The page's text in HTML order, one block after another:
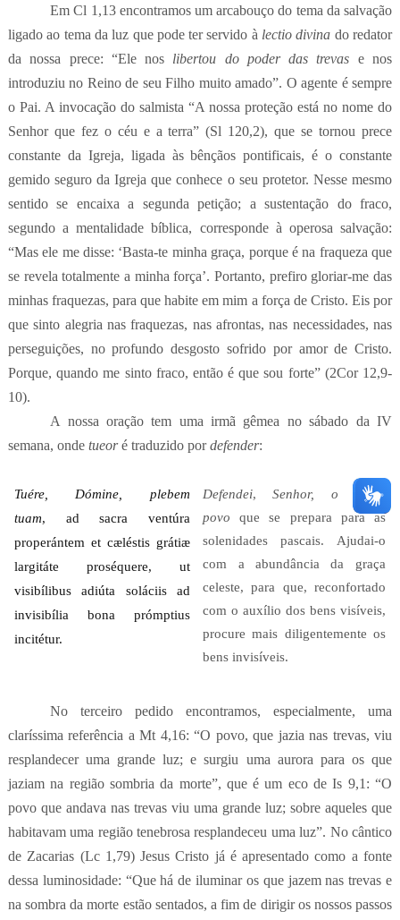
Em Cl 1,13 encontramos um arcabouço do tema da salvação
ligado ao tema da luz que pode ter servido à lectio divina do redator
da nossa prece: “Ele nos libertou do poder das trevas e nos
introduziu no Reino de seu Filho muito amado”. O agente é sempre
o Pai. A invocação do salmista “A nossa proteção está no nome do
Senhor que fez o céu e a terra” (Sl 120,2), que se tornou prece
constante da Igreja, ligada às bênçãos pontificais, é o constante
gemido seguro da Igreja que conhece o seu protetor. Nesse mesmo
sentido se encaixa a segunda petição; a sustentação do fraco,
segundo a mentalidade bíblica, corresponde à operosa salvação:
“Mas ele me disse: ‘Basta-te minha graça, porque é na fraqueza que
se revela totalmente a minha força’. Portanto, prefiro gloriar-me das
minhas fraquezas, para que habite em mim a força de Cristo. Eis por
que sinto alegria nas fraquezas, nas afrontas, nas necessidades, nas
perseguições, no profundo desgosto sofrido por amor de Cristo.
Porque, quando me sinto fraco, então é que sou forte” (2Cor 12,9-
10).
A nossa oração tem uma irmã gêmea no sábado da IV
semana, onde tueoré traduzido pordefender:
Tuére, Dómine, plebem
tuam,
ad sacra ventúra
properántem et cæléstis grátiæ
largitáte proséquere,
ut
visibílibus adiúta soláciis
ad
invisibília bona prómptius
incitétur.
Defendei,Senhor, o vosso
povo que se prepara para as
solenidades pascais. Ajudai-o
com a abundância da graça
celeste, para que, reconfortado
com o auxílio dos bens visíveis,
procure mais diligentemente os
bens invisíveis.
No terceiro pedido encontramos, especialmente, uma
claríssima referência a Mt 4,16:“O povo, que jazia nas trevas, viu
resplandecer uma grande luz; e surgiu uma aurora para os que
jaziam na região sombria da morte”, que é um eco deIs 9,1: “O
povo que andava nas trevas viu uma grande luz; sobre aqueles que
habitavam uma região tenebrosa resplandeceu uma luz”. No cântico
de Zacarias (Lc 1,79) Jesus Cristo já é apresentado como a fonte
dessa luminosidade: “Que há de iluminar os que jazem nas trevas e
na sombra da morte estão sentados, a fim de dirigir os nossos passos